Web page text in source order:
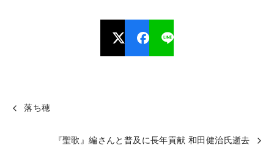
落ち穂
『聖歌』編さんと普及に長年貢献 和田健治氏逝去